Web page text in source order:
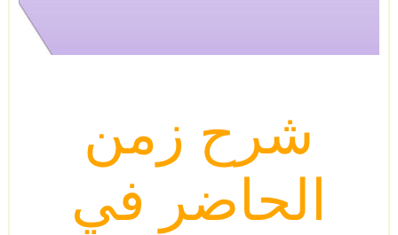
شرح زمن
الحاضر في